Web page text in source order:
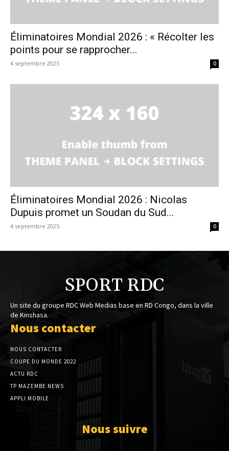
Éliminatoires Mondial 2026 : « Récolter les
points pour se rapprocher...
4 septembre 2025 0
Éliminatoires Mondial 2026 : Nicolas
Dupuis promet un Soudan du Sud...
4 septembre 2025 0
SPORT RDC
Un site du groupe RDC Web Medias base en RD Congo, dans la ville
de Kinshasa.
Nous contacter
NOUS CONTACTER
COUPE DU MONDE 2022
ACTU RDC
TP MAZEMBE NEWS
APPLI MOBILE
Nous suivre